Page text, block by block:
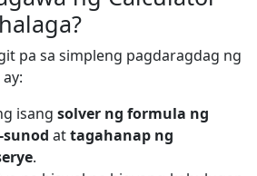
pa sa simpleng pagdaragdag ng
isang solver ng formula ng
attagahanap ng
.